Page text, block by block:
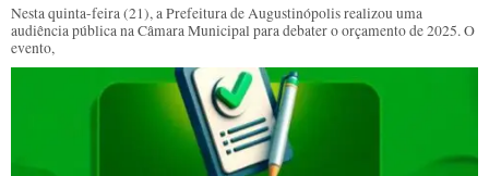
Nesta quinta-feira (21), a Prefeitura de Augustinópolis realizou uma
audiência pública na Câmara Municipal para debater o orçamento de 2025. O
evento,